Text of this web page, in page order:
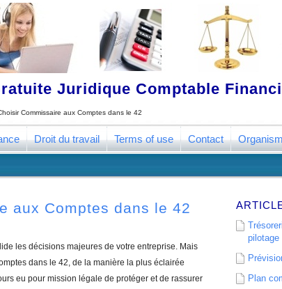
Juridique Comptable
Commissaire aux Comptes dans le 42
Droit du travail Terms of use Contact
aux Comptes dans le 42
les décisions majeures de votre entreprise. Mais
dans le 42, de la manière la plus éclairée
eu pour mission légale de protéger et de rassurer
pilotage
Plan